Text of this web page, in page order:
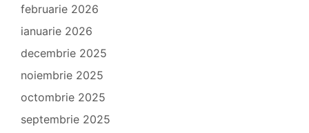
februarie 2026
ianuarie 2026
decembrie 2025
noiembrie 2025
octombrie 2025
septembrie 2025